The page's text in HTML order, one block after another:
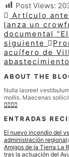
Post Views:
Artículo
lanza un
documental
siguiente
acuífero de
ABOUT THE
Nulla laoreet
mollis. Maecenas
ENTRADAS
El nuevo incendio del
administración regional
Amigos de la Tierra La
tras la actuación del